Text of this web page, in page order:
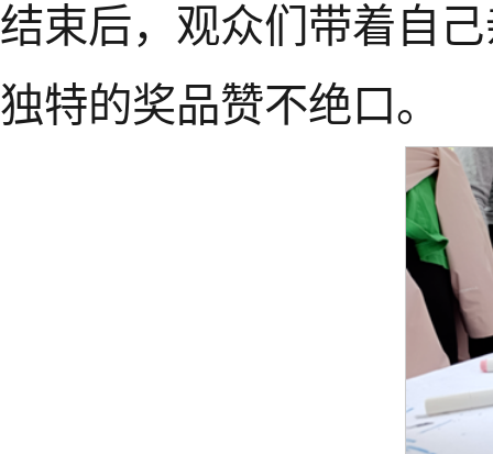
结束后，观众们带着自
独特的奖品赞不绝口。